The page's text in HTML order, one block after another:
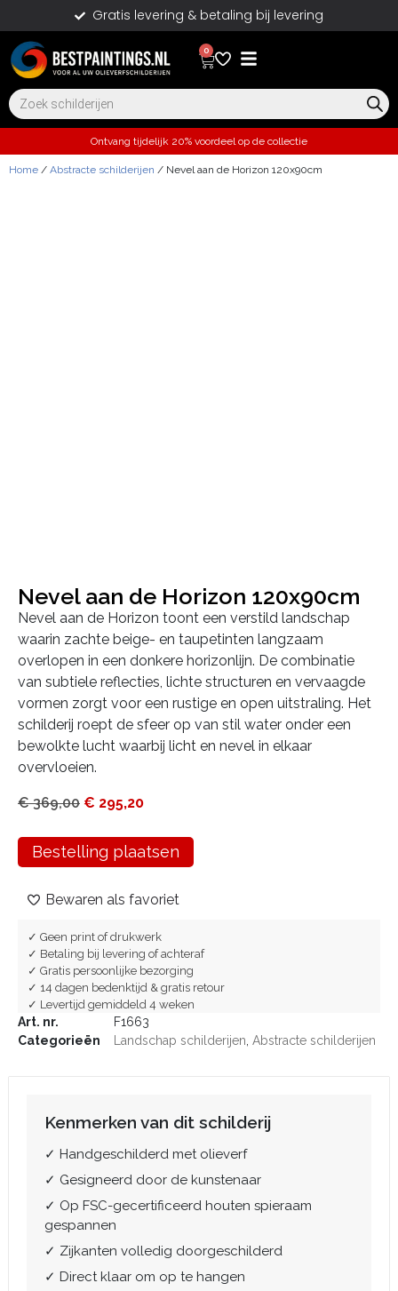
Gratis levering & betaling bij levering
0
Ontvang tijdelijk 20% voordeel op de collectie
Home / Abstracte schilderijen / Nevel aan de Horizon 120x90cm
Nevel aan de Horizon 120x90cm
Nevel aan de Horizon toont een verstild landschap
waarin zachte beige- en taupetinten langzaam
overlopen in een donkere horizonlijn. De combinatie
van subtiele reflecties, lichte structuren en vervaagde
vormen zorgt voor een rustige en open uitstraling. Het
schilderij roept de sfeer op van stil water onder een
bewolkte lucht waarbij licht en nevel in elkaar
overvloeien.
€369,00 € 295,20
Bestelling plaatsen
Bewaren als favoriet
✓ Geen print of drukwerk
✓ Betaling bij levering of achteraf
✓ Gratis persoonlijke bezorging
✓ 14 dagen bedenktijd & gratis retour
✓ Levertijd gemiddeld 4 weken
Art. nr.
F1663
Categorieën
Landschap schilderijen Abstracte schilderijen
Kenmerken van dit schilderij
✓ Handgeschilderd met olieverf
✓ Gesigneerd door de kunstenaar
✓ Op FSC-gecertificeerd houten spieraam
gespannen
✓ Zijkanten volledig doorgeschilderd
✓ Direct klaar om op te hangen